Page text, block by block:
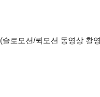
(슬로모션/퀵모션 동영상 촬